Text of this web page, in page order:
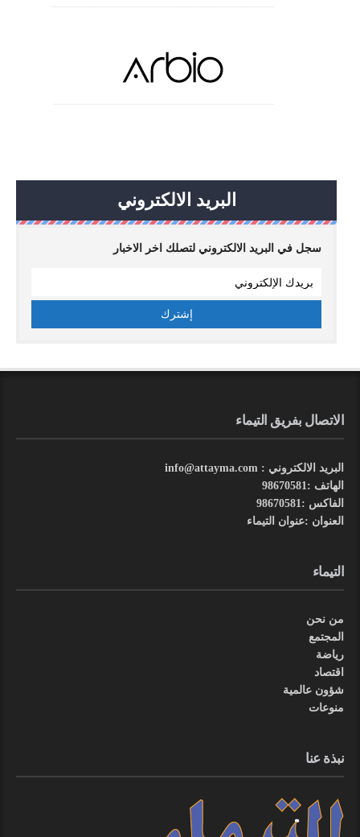
البريد الالكتروني
سجل في البريد الالكتروني لتصلك اخر الاخبار
الاتصال بفريق التيماء
البريد الالكتروني : info@attayma.com
الهاتف :98670581
الفاكس :98670581
العنوان :عنوان التيماء
التيماء
من نحن
المجتمع
رياضة
اقتصاد
شؤون عالمية
منوعات
نبذة عنا